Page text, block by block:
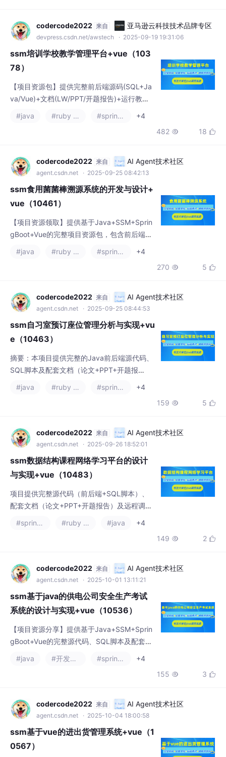
codercode2022 来自 亚马逊云科技技术品牌专区
devpress.csdn.net/awstech · 2025-09-19 19:31:06
ssm培训学校教学管理平台+vue（103
78）
【项目资源包】提供完整前后端源码(SQL+Ja
va/Vue)+文档(LW/PPT/开题报告)+运行教
SQL，支持IDEA/Eclipse开发。包含项目演示
#java
+4
482  18 
codercode2022 来自 AI Agent技术社区
agent.csdn.net · 2025-09-25 08:42:13
ssm食用菌菌棒溯源系统的开发与设计+
vue（10461）
【项目资源领取】提供基于Java+SSM+Sprin
gBoot+Vue的完整项目资源包，包含前后端源
报告）及运行教程。技术栈涵盖JSP、MySQ
取远程调试服务及控屏包。（98字）
#java
+4
270  5 
codercode2022 来自 AI Agent技术社区
agent.csdn.net · 2025-09-25 08:44:53
ssm自习室预订座位管理分析与实现+vu
e（10463）
摘要：本项目提供完整的Java前后端源代码、
SQL脚本及配套文档（论文+PPT+开题报
发，数据库使用MySQL，支持IDEA/Eclipse开
资料包。（99字）
#java
+4
159  5 
codercode2022 来自 AI Agent技术社区
agent.csdn.net · 2025-09-26 18:52:01
ssm数据结构课程网络学习平台的设计
与实现+vue（10483）
项目提供完整源代码（前后端+SQL脚本）、
配套文档（论文+PPT+开题报告）及远程调试
栈，支持JSP页面和MySQL数据库，使用IDE
#java
+4
149  2 
codercode2022 来自 AI Agent技术社区
agent.csdn.net · 2025-10-01 13:11:21
ssm基于java的供电公司安全生产考试
系统的设计与实现+vue（10536）
【项目资源分享】提供基于Java+SSM+Sprin
gBoot+Vue的完整源代码、SQL脚本及配套文
务。技术栈包含JSP、MySQL，支持IDEA/Ecli
部名片获取。（92字）
#java
+4
155  3 
codercode2022 来自 AI Agent技术社区
agent.csdn.net · 2025-10-04 18:00:58
ssm基于vue的进出货管理系统+vue（1
0567）